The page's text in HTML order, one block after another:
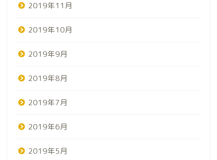
2019年11月
2019年10月
2019年9月
2019年8月
2019年7月
2019年6月
2019年5月